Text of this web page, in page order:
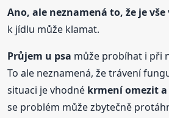
Ano, ale neznamená to, že je
k jídlu může klamat.
Průjem u psa může probíhat i při
To ale neznamená, že trávení
situaci je vhodné krmení omezit
se problém může zbytečně